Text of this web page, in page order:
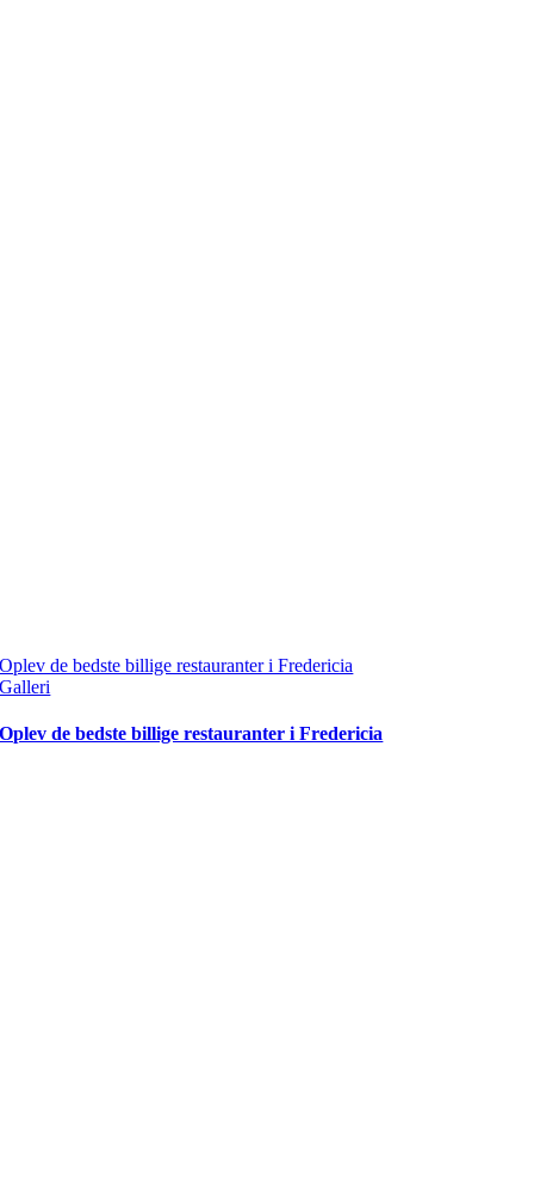
Oplev de bedste billige restauranter i Fredericia
Galleri
Oplev de bedste billige restauranter i Fredericia